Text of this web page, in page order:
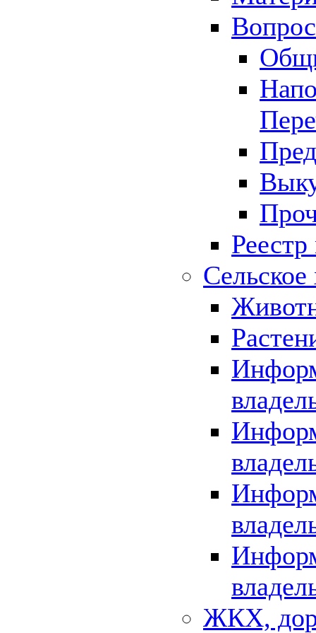
Сельское
ЖКХ,